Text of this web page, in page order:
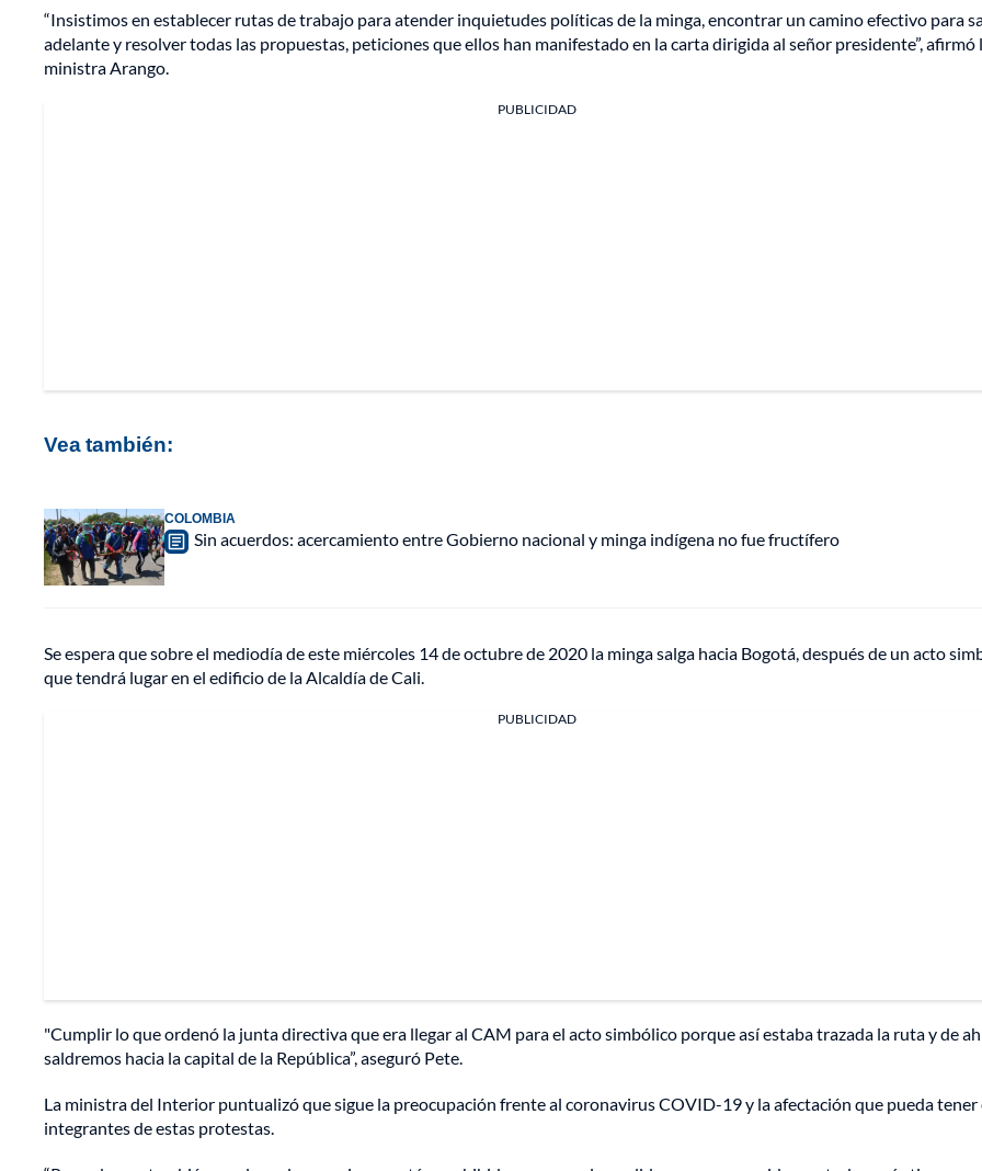
“Insistimos en establecer rutas de trabajo para atender inquietudes políticas de la minga, encontrar un camino efectivo para
adelante y resolver todas las propuestas, peticiones que ellos han manifestado en la carta dirigida al señor presidente”, afirmó
ministra Arango.
PUBLICIDAD
Vea también:
COLOMBIA
Sin acuerdos: acercamiento entre Gobierno nacional y minga indígena no fue fructífero
Se espera que sobre el mediodía de este miércoles 14 de octubre de 2020 la minga salga hacia Bogotá, después de un acto
que tendrá lugar en el edificio de la Alcaldía de Cali.
PUBLICIDAD
"Cumplir lo que ordenó la junta directiva que era llegar al CAM para el acto simbólico porque así estaba trazada la ruta y de
saldremos hacia la capital de la República”, aseguró Pete.
La ministra del Interior puntualizó que sigue la preocupación frente al coronavirus COVID-19 y la afectación que pueda tener
integrantes de estas protestas.